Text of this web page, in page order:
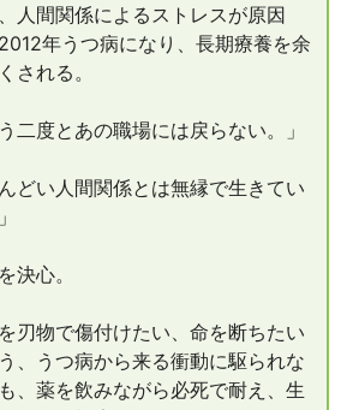
人間関係によるストレスが原因
年うつ病になり、長期療養を余
される。
う二度とあの職場には戻らない。」
んどい人間関係とは無縁で生きてい
決心。
刃物で傷付けたい、命を断ちたい
、うつ病から来る衝動に駆られな
、薬を飲みながら必死で耐え、生